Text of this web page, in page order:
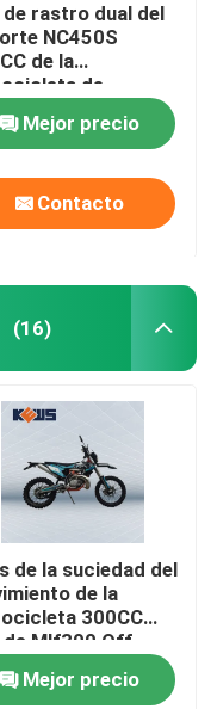
movimiento
rastro dual del
NC450S
de la
de
450CC
Mejor precio
Contacto
(16)
de la suciedad del
de la
300CC
de Mlf300 Off
con el sistema
del comienzo
Mejor precio